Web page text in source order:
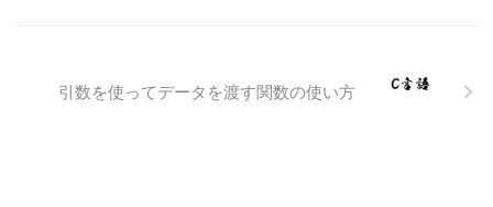
引数を使ってデータを渡す関数の使い方